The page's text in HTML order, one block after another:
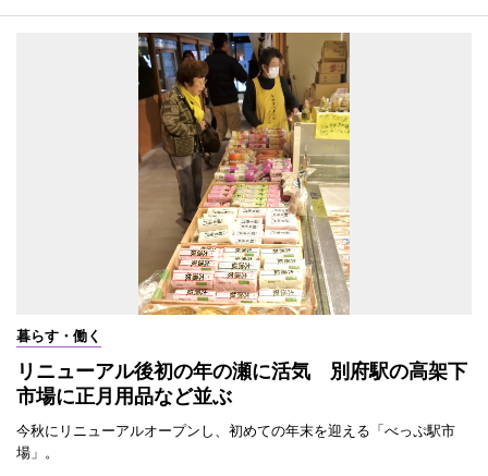
暮らす・働く
リニューアル後初の年の瀬に活気 別府駅の高架下
市場に正月用品など並ぶ
今秋にリニューアルオープンし、初めての年末を迎える「べっぷ駅市
場」。